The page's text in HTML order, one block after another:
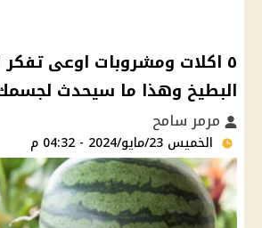
٥ اكلات ومشروبات اوعى تفكر
البطيخ وهذا ما سيحدث
مرمر سامح
الخميس 23/مايو/2024 - 04:32 م